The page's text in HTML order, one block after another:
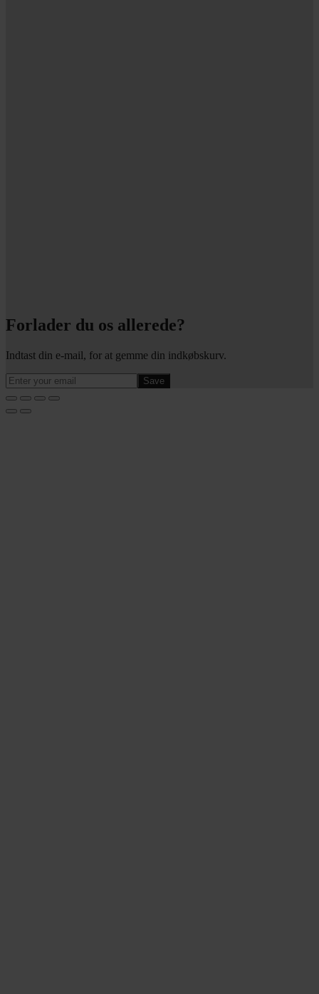
Forlader du os allerede?
Indtast din e-mail, for at gemme din indkøbskurv.
Save